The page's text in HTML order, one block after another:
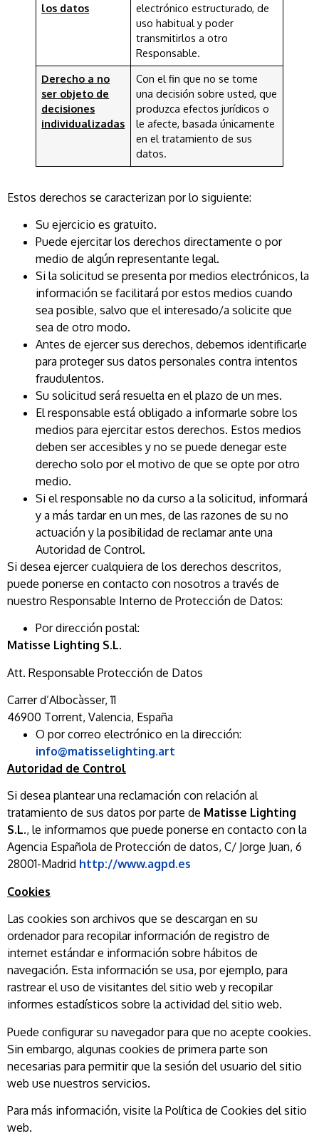
los datos
electrónico estructurado, de
uso habitual y poder
transmitirlos a otro
Responsable.
Derecho a no
ser objeto de
decisiones
individualizadas
Con el fin que no se tome
una decisión sobre usted, que
produzca efectos jurídicos o
le afecte, basada únicamente
en el tratamiento de sus
datos.
Estos derechos se caracterizan por lo siguiente:
Su ejercicio es gratuito.
Puede ejercitar los derechos directamente o por
medio de algún representante legal.
Si la solicitud se presenta por medios electrónicos, la
información se facilitará por estos medios cuando
sea posible, salvo que el interesado/a solicite que
sea de otro modo.
Antes de ejercer sus derechos, debemos identificarle
para proteger sus datos personales contra intentos
fraudulentos.
Su solicitud será resuelta en el plazo de un mes.
El responsable está obligado a informarle sobre los
medios para ejercitar estos derechos. Estos medios
deben ser accesibles y no se puede denegar este
derecho solo por el motivo de que se opte por otro
medio.
Si el responsable no da curso a la solicitud, informará
y a más tardar en un mes, de las razones de su no
actuación y la posibilidad de reclamar ante una
Autoridad de Control.
Si desea ejercer cualquiera de los derechos descritos,
puede ponerse en contacto con nosotros a través de
nuestro Responsable Interno de Protección de Datos:
Por dirección postal:
Matisse Lighting S.L.
Att. Responsable Protección de Datos
Carrer d’Albocàsser, 11
46900 Torrent, Valencia, España
O por correo electrónico en la dirección:
info@matisselighting.art
Autoridad de Control
Si desea plantear una reclamación con relación al
tratamiento de sus datos por parte de Matisse Lighting
S.L., le informamos que puede ponerse en contacto con la
Agencia Española de Protección de datos, C/ Jorge Juan, 6
28001-Madrid http://www.agpd.es
Cookies
Las cookies son archivos que se descargan en su
ordenador para recopilar información de registro de
internet estándar e información sobre hábitos de
navegación. Esta información se usa, por ejemplo, para
rastrear el uso de visitantes del sitio web y recopilar
informes estadísticos sobre la actividad del sitio web.
Puede configurar su navegador para que no acepte cookies.
Sin embargo, algunas cookies de primera parte son
necesarias para permitir que la sesión del usuario del sitio
web use nuestros servicios.
Para más información, visite la Política de Cookies del sitio
web.